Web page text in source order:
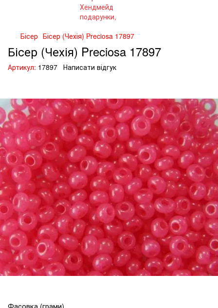
Бісер Бісер (Чехія) Preciosa 17897
Бісер (Чехія) Preciosa 17897
Артикул: 17897 Написати відгук
Фасовка (грами)